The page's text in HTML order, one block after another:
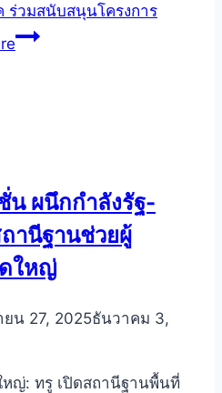
ร่วมสนับสนุนโครงการ
น ผนึกกำลังรัฐ-
านีฐานช่วยผู้
ใหญ่
น 27, 2025ธันวาคม 3,
ญ่: ทรู เปิดสถานีฐานพื้นที่